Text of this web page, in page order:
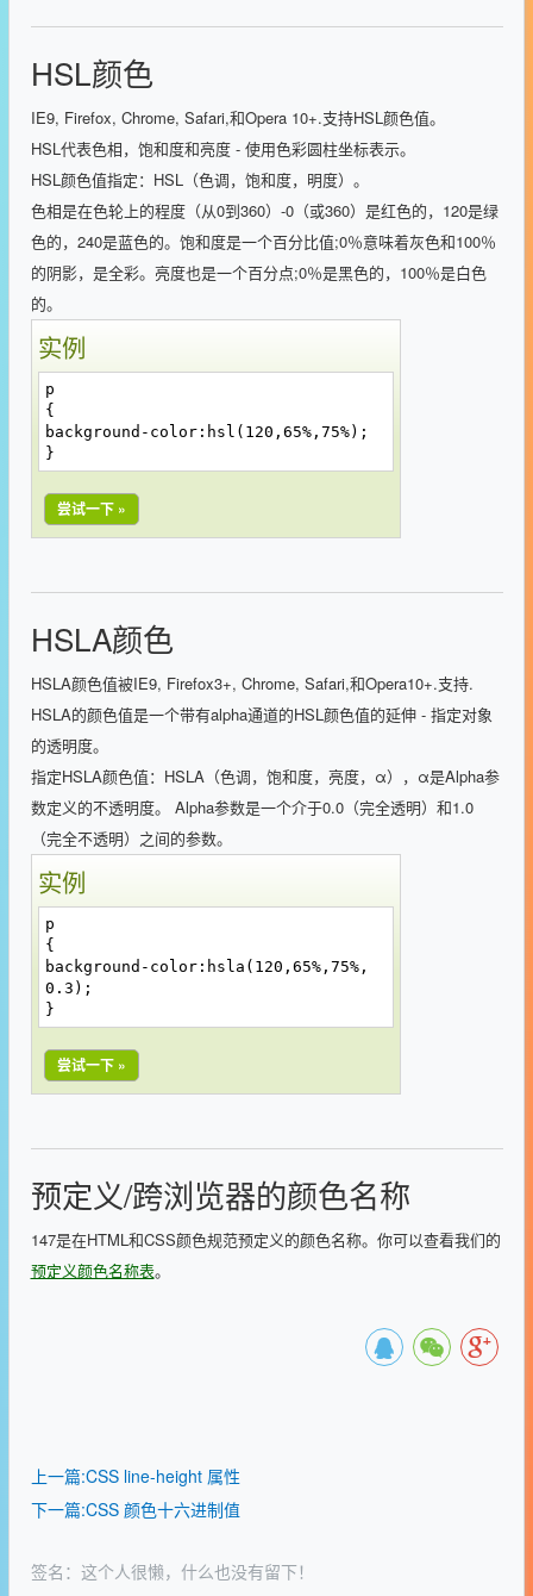
HSL颜色
IE9, Firefox, Chrome, Safari,和Opera 10+.支持HSL颜色值。
HSL代表色相，饱和度和亮度 - 使用色彩圆柱坐标表示。
HSL颜色值指定：HSL（色调，饱和度，明度）。
色相是在色轮上的程度（从0到360）-0（或360）是红色的，120是绿
色的，240是蓝色的。饱和度是一个百分比值;0％意味着灰色和100％
的阴影，是全彩。亮度也是一个百分点;0％是黑色的，100％是白色
的。
实例
p
{
background-color:hsl(120,65%,75%);
}
尝试一下 »
HSLA颜色
HSLA颜色值被IE9, Firefox3+, Chrome, Safari,和Opera10+.支持.
HSLA的颜色值是一个带有alpha通道的HSL颜色值的延伸 - 指定对象
的透明度。
指定HSLA颜色值：HSLA（色调，饱和度，亮度，α），α是Alpha参
数定义的不透明度。 Alpha参数是一个介于0.0（完全透明）和1.0
（完全不透明）之间的参数。
实例
p
{
background-color:hsla(120,65%,75%,
0.3);
}
尝试一下 »
预定义/跨浏览器的颜色名称
147是在HTML和CSS颜色规范预定义的颜色名称。你可以查看我们的
预定义颜色名称表。
上一篇:CSS line-height 属性
下一篇:CSS 颜色十六进制值
签名：这个人很懒，什么也没有留下！